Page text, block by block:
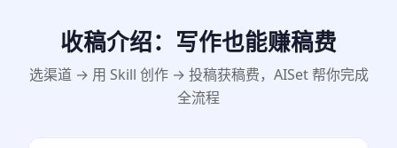
收稿介绍：写作也能赚稿费
选渠道 → 用 Skill 创作 → 投稿获稿费，AISet 帮你完成
全流程